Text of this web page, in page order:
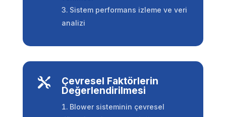
Sistem performans izleme ve veri
analizi

Çevresel Faktörlerin
Değerlendirilmesi
Blower sisteminin çevresel